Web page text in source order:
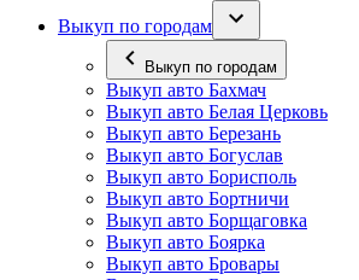
Выкуп по городам
Выкуп по городам
Выкуп авто Бахмач
Выкуп авто Белая Церковь
Выкуп авто Березань
Выкуп авто Богуслав
Выкуп авто Борисполь
Выкуп авто Бортничи
Выкуп авто Борщаговка
Выкуп авто Боярка
Выкуп авто Бровары